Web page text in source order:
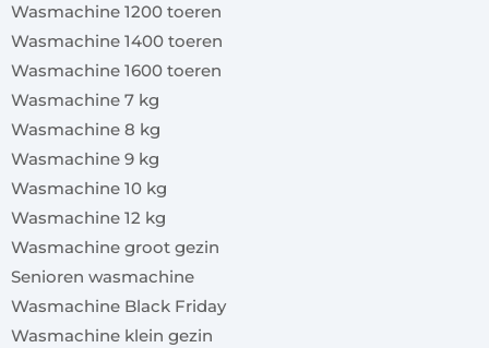
Wasmachine 1200 toeren
Wasmachine 1400 toeren
Wasmachine 1600 toeren
Wasmachine 7 kg
Wasmachine 8 kg
Wasmachine 9 kg
Wasmachine 10 kg
Wasmachine 12 kg
Wasmachine groot gezin
Senioren wasmachine
Wasmachine Black Friday
Wasmachine klein gezin